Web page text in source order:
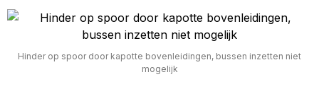
Hinder op spoor door kapotte bovenleidingen, bussen inzetten niet
mogelijk